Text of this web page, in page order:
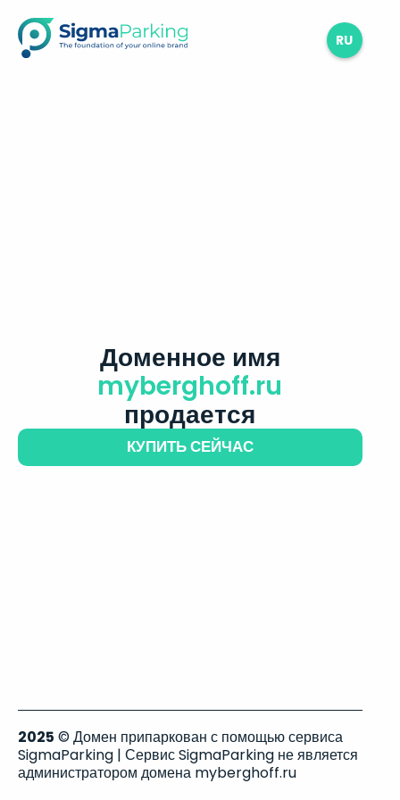
RU
Доменное имя
myberghoff.ru
продается
КУПИТЬ СЕЙЧАС
2025 © Домен припаркован с помощью сервиса
SigmaParking | Сервис SigmaParking не является
администратором домена myberghoff.ru